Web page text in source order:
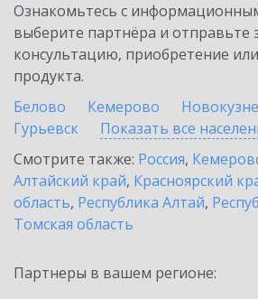
Ознакомьтесь с
выберите партнёра и отправьте
консультацию, приобретение
продукта.
Белово
Кемерово
Гурьевск
Показать все
Смотрите также: Россия,
Алтайский край, Красноярский
область, Республика Алтай,
Томская область
Партнеры в вашем регионе: